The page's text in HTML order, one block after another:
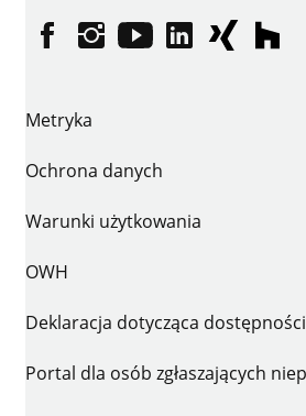
facebookuinstagramie
YouTubeLinkedInXINGhouzz
Metryka
Ochrona danych
Warunki użytkowania
OWH
Deklaracja dotycząca dostępności
Portal dla osób zgłaszających